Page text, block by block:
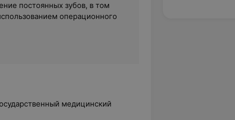
постоянных зубов, в том
операционного
медицинский